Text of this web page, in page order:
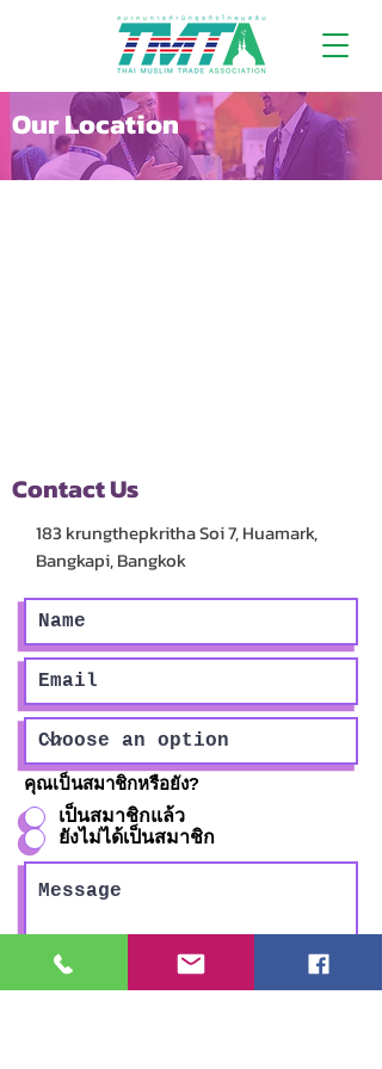
Our Location
Contact Us
183 krungthepkritha Soi 7, Huamark,
Bangkapi, Bangkok
คุณเป็นสมาชิกหรือยัง?
เป็นสมาชิกแล้ว
ยังไม่ได้เป็นสมาชิก